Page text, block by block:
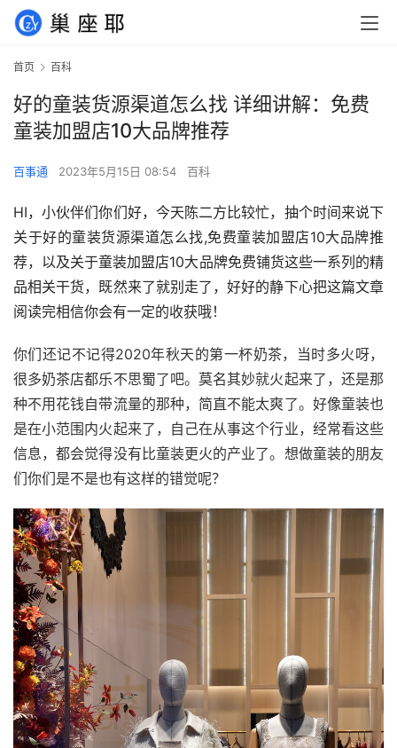
首页 百科
好的童装货源渠道怎么找 详细讲解：免费
童装加盟店10大品牌推荐
百事通 2023年5月15日 08:54 百科
HI，小伙伴们你们好，今天陈二方比较忙，抽个时间来说下
关于好的童装货源渠道怎么找,免费童装加盟店10大品牌推
荐，以及关于童装加盟店10大品牌免费铺货这些一系列的精
品相关干货，既然来了就别走了，好好的静下心把这篇文章
阅读完相信你会有一定的收获哦！
你们还记不记得2020年秋天的第一杯奶茶，当时多火呀，
很多奶茶店都乐不思蜀了吧。莫名其妙就火起来了，还是那
种不用花钱自带流量的那种，简直不能太爽了。好像童装也
是在小范围内火起来了，自己在从事这个行业，经常看这些
信息，都会觉得没有比童装更火的产业了。想做童装的朋友
们你们是不是也有这样的错觉呢？